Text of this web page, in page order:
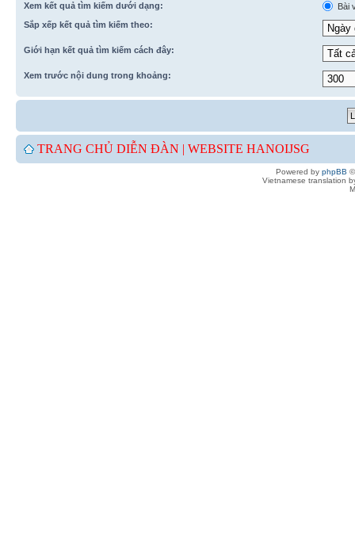
Xem kết quả tìm kiếm dưới dạng:
Bài
Sắp xếp kết quả tìm kiếm theo:
Giới hạn kết quả tìm kiếm cách đây:
Xem trước nội dung trong khoảng:
TRANG CHỦ DIỄN ĐÀN | WEBSITE HANOIJSG
Powered by phpBB
Vietnamese translation